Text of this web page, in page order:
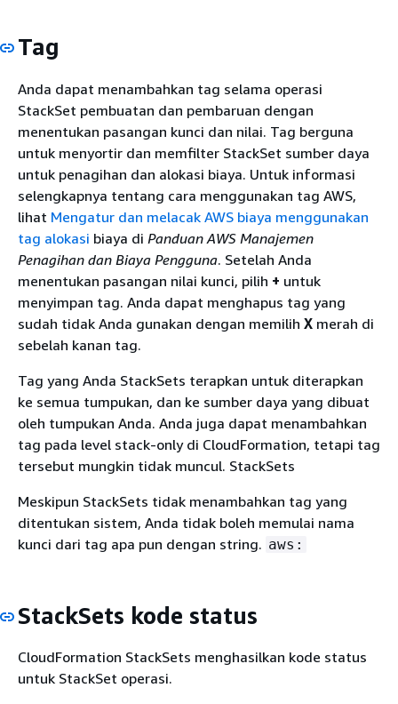
Tag
Anda dapat menambahkan tag selama operasi
StackSet pembuatan dan pembaruan dengan
menentukan pasangan kunci dan nilai. Tag berguna
untuk menyortir dan memfilter StackSet sumber daya
untuk penagihan dan alokasi biaya. Untuk informasi
selengkapnya tentang cara menggunakan tag AWS,
lihat Mengatur dan melacak AWS biaya menggunakan
tag alokasi biaya di Panduan AWS Manajemen
Penagihan dan Biaya Pengguna. Setelah Anda
menentukan pasangan nilai kunci, pilih + untuk
menyimpan tag. Anda dapat menghapus tag yang
sudah tidak Anda gunakan dengan memilih X merah di
sebelah kanan tag.
Tag yang Anda StackSets terapkan untuk diterapkan
ke semua tumpukan, dan ke sumber daya yang dibuat
oleh tumpukan Anda. Anda juga dapat menambahkan
tag pada level stack-only di CloudFormation, tetapi tag
tersebut mungkin tidak muncul. StackSets
Meskipun StackSets tidak menambahkan tag yang
ditentukan sistem, Anda tidak boleh memulai nama
kunci dari tag apa pun dengan string. aws:
StackSets kode status
CloudFormation StackSets menghasilkan kode status
untuk StackSet operasi.